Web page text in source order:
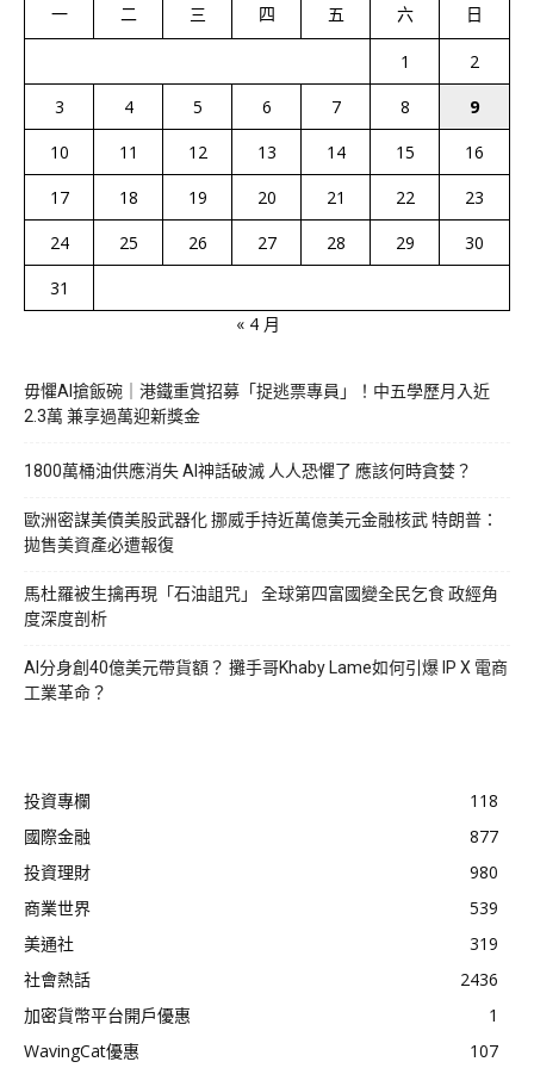
一 二 三 四 五 六 日
1
2
3
4 5 6 7 8
9
10
11 12 13 14 15
16
17
18 19 20 21 22
23
24
25 26 27 28 29
30
31
« 4 月
毋懼AI搶飯碗｜港鐵重賞招募「捉逃票專員」！中五學歷月入近
2.3萬 兼享過萬迎新獎金
1800萬桶油供應消失 AI神話破滅 人人恐懼了 應該何時貪婪？
歐洲密謀美債美股武器化 挪威手持近萬億美元金融核武 特朗普：
拋售美資產必遭報復
馬杜羅被生擒再現「石油詛咒」 全球第四富國變全民乞食 政經角
度深度剖析
AI分身創40億美元帶貨額？ 攤手哥Khaby Lame如何引爆 IP X 電商
工業革命？
投資專欄
118
國際金融
877
投資理財
980
商業世界
539
美通社
319
社會熱話
2436
加密貨幣平台開戶優惠
1
WavingCat優惠
107